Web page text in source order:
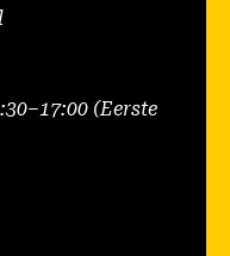
(Eerste